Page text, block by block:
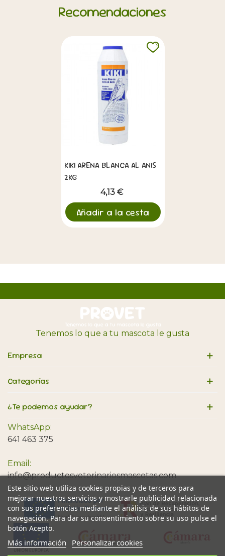
Recomendaciones
KIKI ARENA BLANCA AL ANIS
2KG
4,13 €
Añadir a la cesta
Este sitio web utiliza cookies propias y de terceros para
mejorar nuestros servicios y mostrarle publicidad relacionada
con sus preferencias mediante el análisis de sus hábitos de
navegación. Para dar su consentimiento sobre su uso pulse el
botón Acepto.
Más información Personalizar cookies
Tenemos lo que a tu mascota le gusta
Empresa
Categorías
¿Te podemos ayudar?
WhatsApp:
641 463 375
Email:
info@productosveterinariosmascotas.com